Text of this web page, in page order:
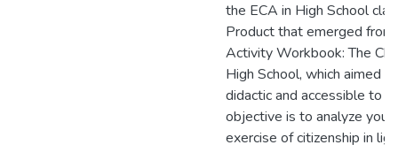
the ECA in High School
Product that emerged
Activity Workbook: The
High School, which aimed
didactic and accessible to
objective is to analyze
exercise of citizenship in